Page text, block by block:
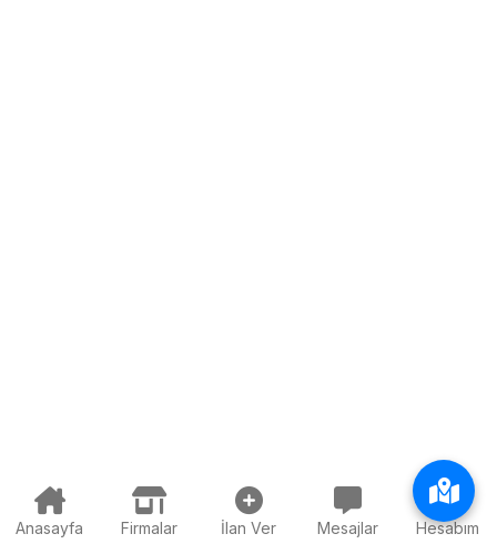
Anasayfa Firmalar İlan Ver Mesajlar Hesabım